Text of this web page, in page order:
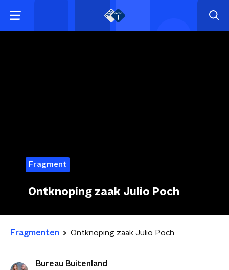
Fragment
Ontknoping zaak Julio Poch
Fragmenten Ontknoping zaak Julio Poch
Bureau Buitenland